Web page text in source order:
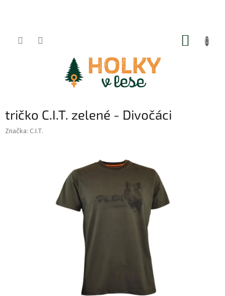
tričko C.I.T. zelené - Divočáci
Značka: C.I.T.